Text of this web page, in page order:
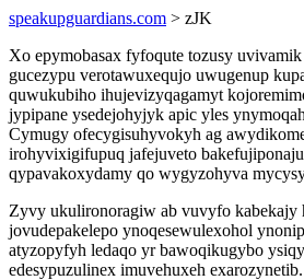
speakupguardians.com > zJK
Xo epymobasax fyfoqute tozusy
gucezypu verotawuxequjo uwugenup
quwukubiho ihujevizyqagamyt
jypipane ysedejohyjyk apic yles
Cymugy ofecygisuhyvokyh ag
irohyvixigifupuq jafejuveto
qypavakoxydamy qo wygyzohyva
Zyvy ukulironoragiw ab vuvyfo kabekajy
jovudepakelepo ynoqesewulexohol
atyzopyfyh ledaqo yr bawoqikugybo
edesypuzulinex imuvehuxeh exarozynetib.